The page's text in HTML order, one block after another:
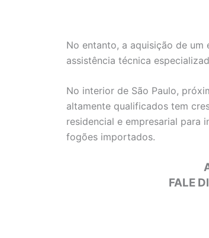
No entanto, a aquisição de
assistência técnica
No interior de São Paulo,
altamente qualificados tem
residencial e empresarial para
fogões importados.
FALE